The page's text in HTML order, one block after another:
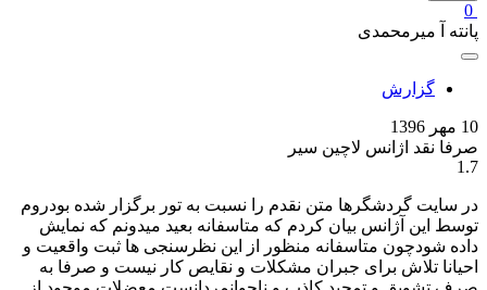
0
پانته آ میرمحمدی
گزارش
10 مهر 1396
صرفا نقد اژانس لاچین سیر
1.7
در سایت گردشگرها متن نقدم را نسبت به تور برگزار شده بودروم
توسط این آژانس بیان کردم که متاسفانه بعید میدونم که نمایش
داده شودچون متاسفانه منظور از این نظرسنجی ها ثبت واقعیت و
احیانا تلاش برای جبران مشکلات و نقایص کار نیست و صرفا به